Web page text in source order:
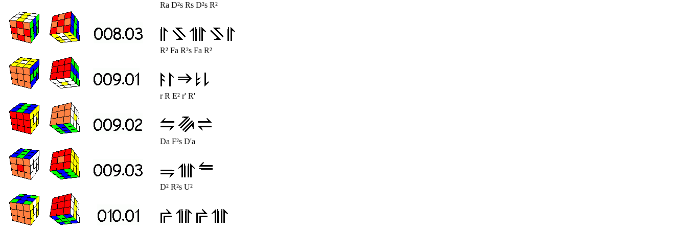
Ra D²s Rs D²s R²
R² Fa R²s Fa R²
r R E² r' R'
Da F²s D'a
D² R²s U²